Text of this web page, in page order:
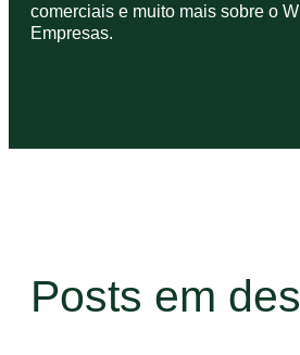
comerciais e muito mais sobre o
Empresas.
Posts em